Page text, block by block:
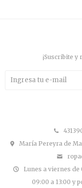
María Pereyra de
Lunes a viernes de
09:00 a 13:00 y
¡Suscribite y